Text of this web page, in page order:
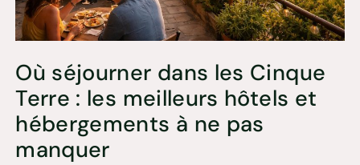
Où séjourner dans les Cinque
Terre : les meilleurs hôtels et
hébergements à ne pas
manquer